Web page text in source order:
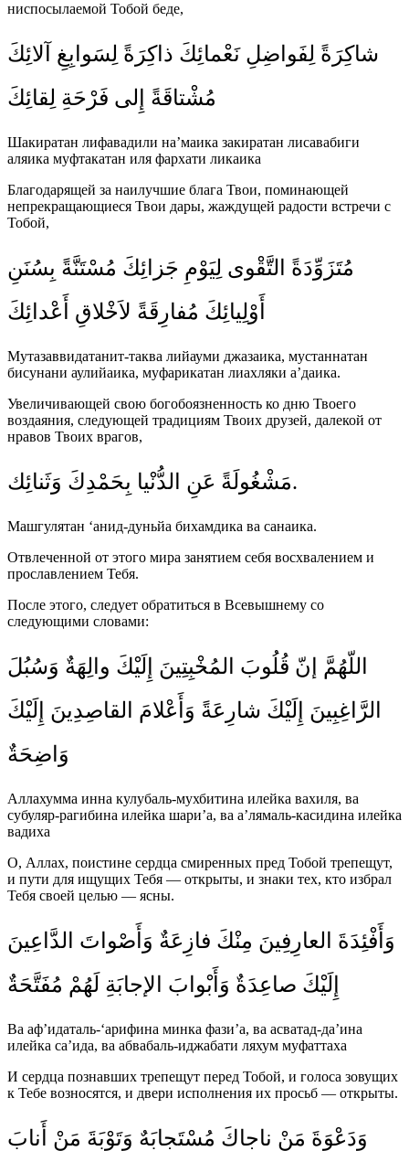
ниспосылаемой Тобой беде,
شاكِرَةً لِفَواضِلِ نَعْمائِكَ ذاكِرَةً لِسَوابِغِ آلائِكَ
مُشْتاقَةً إِلى فَرْحَةِ لِقائِكَ
Шакиратан лифавадили на’маика закиратан лисавабиги
аляика муфтакатан иля фархати ликаика
Благодарящей за наилучшие блага Твои, поминающей
непрекращающиеся Твои дары, жаждущей радости встречи с
Тобой,
مُتَزَوِّدَةً التَّقْوى لِيَوْمِ جَزائِكَ مُسْتَنَّةً بِسُنَنِ
أَوْلِيائِكَ مُفارِقَةً لاَخْلاقِ أَعْدائِكَ
Мутазаввидатанит-таква лийауми джазаика, мустаннатан
бисунани аулийаика, муфарикатан лиахляки а’даика.
Увеличивающей свою богобоязненность ко дню Твоего
воздаяния, следующей традициям Твоих друзей, далекой от
нравов Твоих врагов,
مَشْغُولَةً عَنِ الدُّنْيا بِحَمْدِكَ وَثَنائِك.
Машгулятан ‘анид-дуньйа бихамдика ва санаика.
Отвлеченной от этого мира занятием себя восхвалением и
прославлением Тебя.
После этого, следует обратиться в Всевышнему со
следующими словами:
اللّهُمَّ إنّ قُلُوبَ المُخْبِتِينَ إِلَيْكَ والِهَةٌ وَسُبُلَ
الرَّاغِبِينَ إِلَيْكَ شارِعَةً وَأَعْلامَ القاصِدِينَ إِلَيْكَ
وَاضِحَةٌ
Аллахумма инна кулубаль-мухбитина илейка вахиля, ва
субуляр-рагибина илейка шари’а, ва а’лямаль-касидина илейка
вадиха
О, Аллах, поистине сердца смиренных пред Тобой трепещут,
и пути для ищущих Тебя — открыты, и знаки тех, кто избрал
Тебя своей целью — ясны.
وَأَفْئِدَةَ العارِفِينَ مِنْكَ فازِعَةٌ وَأَصْواتَ الدَّاعِينَ
إِلَيْكَ صاعِدَةٌ وَأَبْوابَ الإجابَةِ لَهُمْ مُفَتَّحَةٌ
Ва аф’идаталь-‘арифина минка фази’а, ва асватад-да’ина
илейка са’ида, ва абвабаль-иджабати ляхум муфаттаха
И сердца познавших трепещут перед Тобой, и голоса зовущих
к Тебе возносятся, и двери исполнения их просьб — открыты.
وَدَعْوَةَ مَنْ ناجاكَ مُسْتَجابَهٌ وَتَوْبَةَ مَنْ أَنابَ